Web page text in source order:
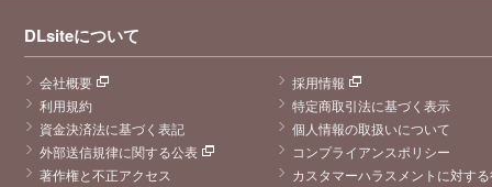
DLsiteについて
会社概要
採用情報
利用規約
特定商取引法に基づく表示
資金決済法に基づく表記
個人情報の取扱いについて
外部送信規律に関する公表
コンプライアンスポリシー
著作権と不正アクセス
カスタマーハラスメントに対す